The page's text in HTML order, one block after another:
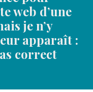
web d’une
je n’y
apparaît :
correct